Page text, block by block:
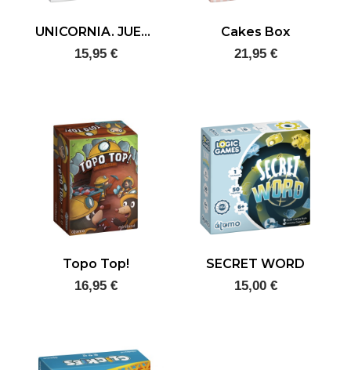
UNICORNIA. JUEGO DE CARTAS
15,95 €
Cakes Box
21,95 €
Topo Top!
16,95 €
SECRET WORD
15,00 €